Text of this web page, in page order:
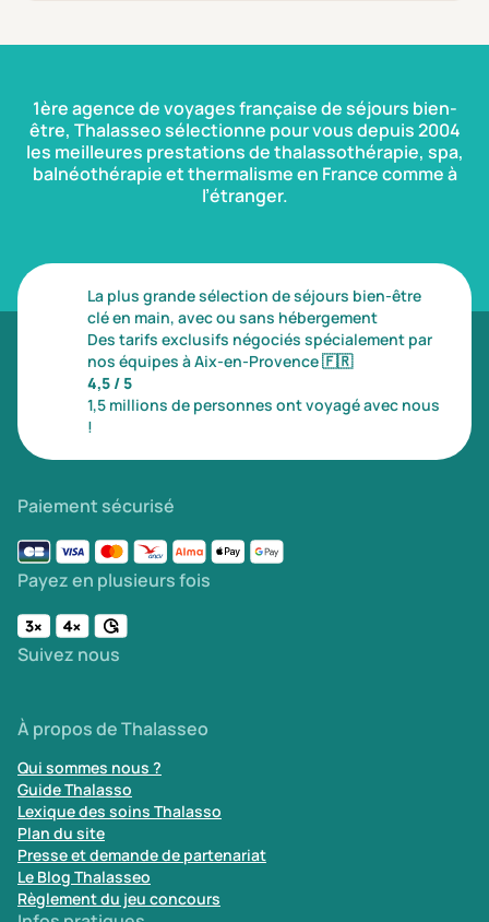
1ère agence de voyages française de séjours bien-
être, Thalasseo sélectionne pour vous depuis 2004
les meilleures prestations de thalassothérapie, spa,
balnéothérapie et thermalisme en France comme à
l’étranger.
La plus grande sélection de séjours bien-être
clé en main, avec ou sans hébergement
Des tarifs exclusifs négociés spécialement par
nos équipes à Aix-en-Provence🇫🇷
4,5 / 5
1,5 millions de personnes ont voyagé avec nous
!
Paiement sécurisé
Payez en plusieurs fois
Suivez nous
À propos de Thalasseo
Qui sommes nous ?
Guide Thalasso
Lexique des soins Thalasso
Plan du site
Presse et demande de partenariat
Le Blog Thalasseo
Règlement du jeu concours